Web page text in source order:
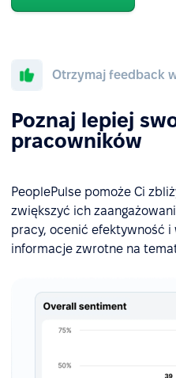
Otrzymaj feedback
Poznaj lepiej
pracowników
PeoplePulse pomoże Ci
zwiększyć ich
pracy, ocenić efektywność i
informacje zwrotne na